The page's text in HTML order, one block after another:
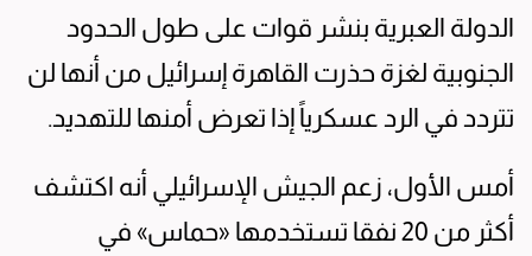
الدولة العبرية بنشر قوات على طول الحدود
الجنوبية لغزة حذرت القاهرة إسرائيل من أنها لن
تتردد في الرد عسكرياً إذا تعرض أمنها للتهديد.
أمس الأول، زعم الجيش الإسرائيلي أنه اكتشف
أكثر من 20 نفقا تستخدمها «حماس» في